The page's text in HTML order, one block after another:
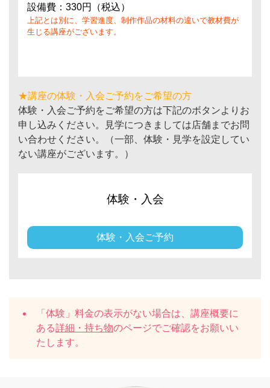
設備費：330円（税込）
上記とは別に、学習進度、制作作品の材料の違いで教材費が
生じる講座がございます。
★講座の体験・入会ご予約をご希望の方
体験・入会ご予約をご希望の方は下記のボタンよりお
申し込みください。見学につきましては店舗までお問
い合わせください。（一部、体験・見学を設定してい
ない講座がございます。）
体験・入会
体験・入会ご予約
「体験」料金の表示がない場合は、講座概要に
ある詳細・持ち物のページでご確認をお願いい
たします。